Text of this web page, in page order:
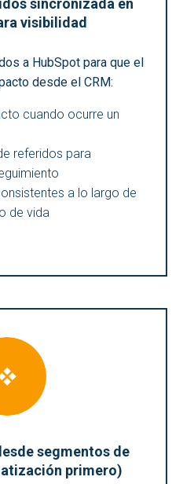
sincronizada en
visibilidad
a HubSpot para que el
desde el CRM:
cuando ocurre un
referidos para
a lo largo de
de vida
segmentos de
primero)